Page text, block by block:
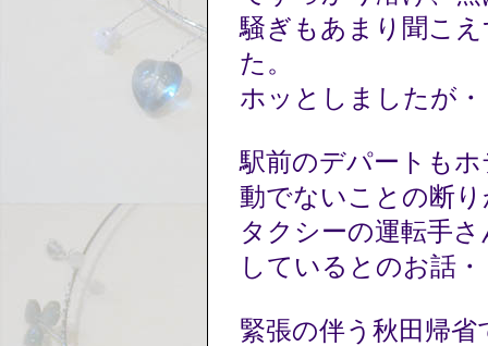
騒ぎもあまり聞こ
た。
ホッとしましたが
駅前のデパートも
動でないことの断
タクシーの運転手
しているとのお話
緊張の伴う秋田帰